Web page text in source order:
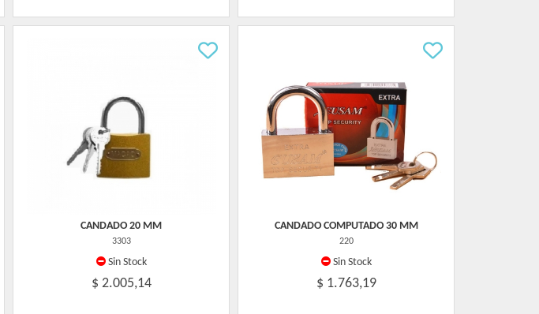
CANDADO 20 MM
3303
Sin Stock
$ 2.005,14
CANDADO COMPUTADO 30 MM
220
Sin Stock
$ 1.763,19